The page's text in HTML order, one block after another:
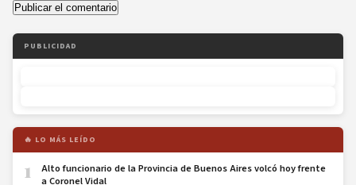
PUBLICIDAD
🔥 LO MÁS LEÍDO
1
Alto funcionario de la Provincia de Buenos Aires volcó hoy frente
a Coronel Vidal